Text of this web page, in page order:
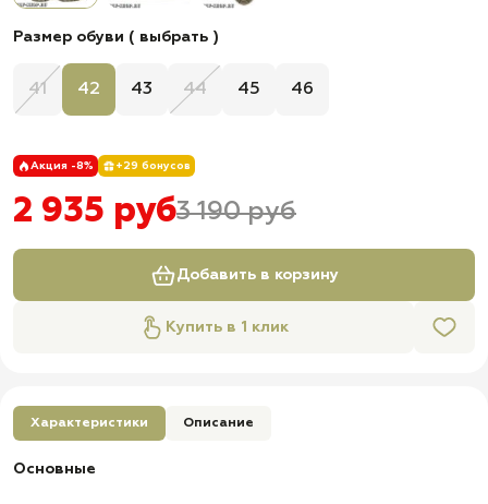
Размер обуви ( выбрать )
41 42 43 44 45 46
Акция -8% +29 бонусов
2 935 руб3 190 руб
Добавить в корзину
Купить в 1 клик
Характеристики Описание
Основные